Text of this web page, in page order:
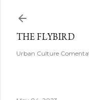
THE FLYBIRD
Urban Culture